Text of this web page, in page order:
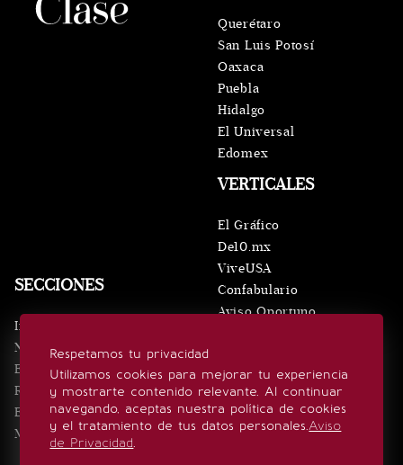
Respetamos tu privacidad
Utilizamos cookies para mejorar tu experiencia
y mostrarte contenido relevante. Al continuar
navegando, aceptas nuestra política de cookies
y el tratamiento de tus datos personales.Aviso
de Privacidad.
SECCIONES
Inicio
Noticias
Eventos
Realeza
Estilo de vida
Minuto x Minuto
VERTICALES
El Gráfico
De10.mx
ViveUSA
Confabulario
Aviso Oportuno
Querétaro
San Luis Potosí
Oaxaca
Puebla
Hidalgo
El Universal
Edomex
SÍGUENOS